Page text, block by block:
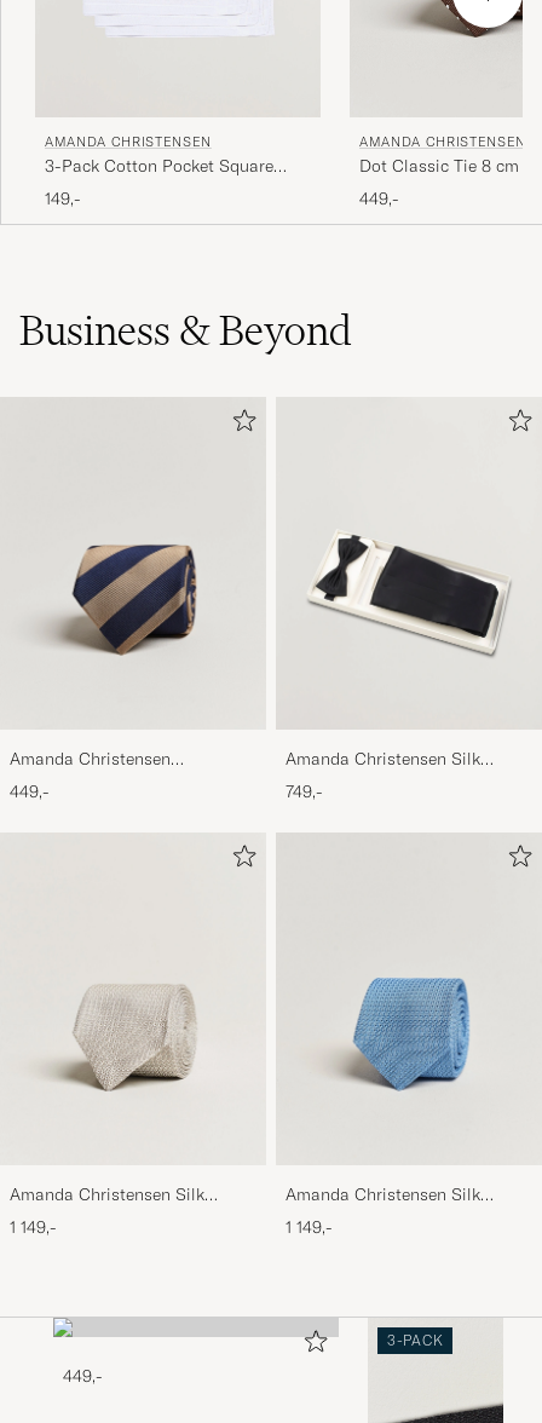
AMANDA CHRISTENSEN
3-Pack Cotton Pocket Square
White
149,-
AMANDA CHRISTENSEN
Dot Classic Tie 8 cm
449,-
Business & Beyond
Amanda Christensen
Regemental Stripe Classic Tie 8
cm Sand/Navy
449,-
Amanda Christensen Silk
749,-
Amanda Christensen Silk
Grenadine 8 cm Tie Beige
1 149,-
Amanda Christensen Silk
Grenadine 8 cm Tie Sky Blue
1 149,-
449,-
3-PACK